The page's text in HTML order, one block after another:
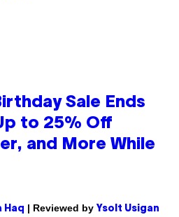
Sale Ends
to 25% Off
and More While
Haq | Reviewed by Ysolt Usigan